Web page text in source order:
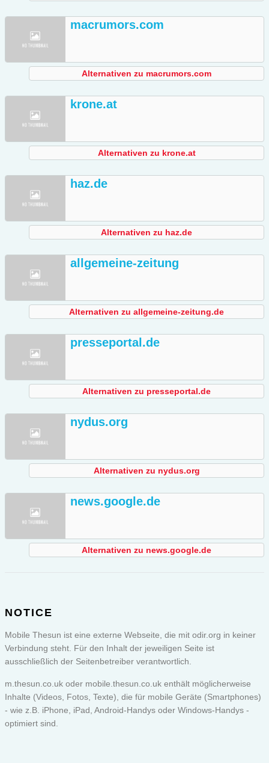
macrumors.com
Alternativen zu macrumors.com
krone.at
Alternativen zu krone.at
haz.de
Alternativen zu haz.de
allgemeine-zeitung
Alternativen zu allgemeine-zeitung.de
presseportal.de
Alternativen zu presseportal.de
nydus.org
Alternativen zu nydus.org
news.google.de
Alternativen zu news.google.de
NOTICE
Mobile Thesun ist eine externe Webseite, die mit odir.org in keiner
Verbindung steht. Für den Inhalt der jeweiligen Seite ist
ausschließlich der Seitenbetreiber verantwortlich.
m.thesun.co.uk oder mobile.thesun.co.uk enthält möglicherweise
Inhalte (Videos, Fotos, Texte), die für mobile Geräte (Smartphones)
- wie z.B. iPhone, iPad, Android-Handys oder Windows-Handys -
optimiert sind.